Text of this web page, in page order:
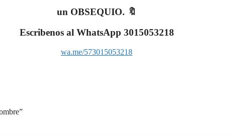
un OBSEQUIO. 🔖
Escribenos al WhatsApp 3015053218
wa.me/573015053218